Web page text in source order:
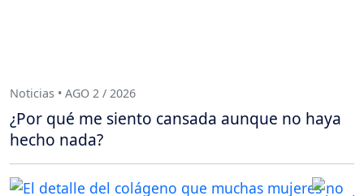
Noticias • AGO 2 / 2026
¿Por qué me siento cansada aunque no haya
hecho nada?